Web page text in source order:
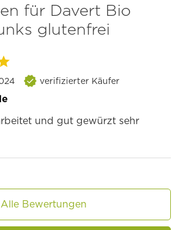
für Davert Bio
glutenfrei
verifizierter Käufer
und gut gewürzt sehr
Alle Bewertungen